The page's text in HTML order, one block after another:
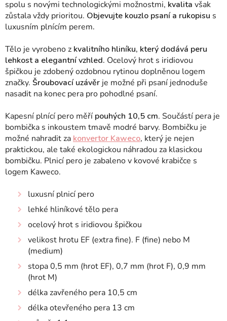
spolu s novými technologickými možnostmi, kvalita však
zůstala vždy prioritou. Objevujte kouzlo psaní a rukopisu s
luxusním plnícím perem.
Tělo je vyrobenoz kvalitního hliníku, který dodává peru
lehkost a elegantní vzhled. Ocelový hrot s iridiovou
špičkou je zdobený ozdobnou rytinou doplněnou logem
značky. Šroubovací uzávěr je možné při psaní jednoduše
nasadit na konec pera pro pohodlné psaní.
Kapesní plnící pero měří pouhých 10,5 cm. Součástí pera je
bombička s inkoustem tmavě modré barvy. Bombičku je
možné nahradit za konvertor Kaweco, který je nejen
praktickou, ale také ekologickou náhradou za klasickou
bombičku. Plnicí pero je zabaleno v kovové krabičce s
logem Kaweco.
luxusní plnicí pero
lehké hliníkové tělo pera
ocelový hrot s iridiovou špičkou
velikost hrotu EF (extra fine). F (fine) nebo M
(medium)
stopa 0,5 mm (hrot EF), 0,7 mm (hrot F), 0,9 mm
(hrot M)
délka zavřeného pera 10,5 cm
délka otevřeného pera 13 cm